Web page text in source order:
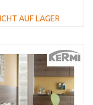
AUF LAGER
Vergleichen